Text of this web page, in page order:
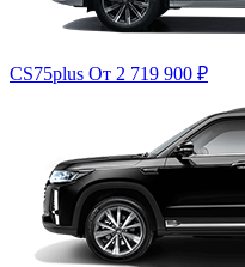
CS75plus От 2 719 900 ₽